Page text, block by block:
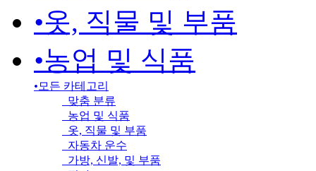
•옷, 직물 및 부품
•농업 및 식품
•모든 카테고리
맞춤 분류
농업 및 식품
옷, 직물 및 부품
자동차 운수
가방, 신발, 및 부품